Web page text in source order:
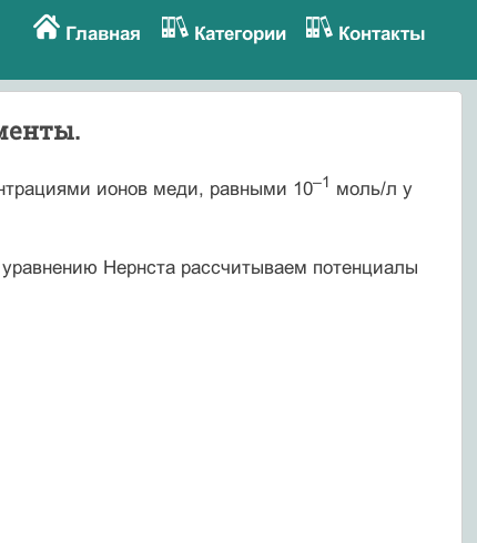
Главная Категории Контакты
ионов меди, равными 10–1 моль/л у
Нернста рассчитываем потенциалы